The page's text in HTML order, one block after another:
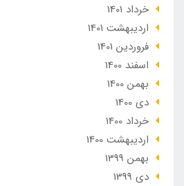
خرداد 1401
ارديبهشت 1401
فروردین 1401
اسفند 1400
بهمن 1400
دی 1400
خرداد 1400
ارديبهشت 1400
بهمن 1399
دی 1399